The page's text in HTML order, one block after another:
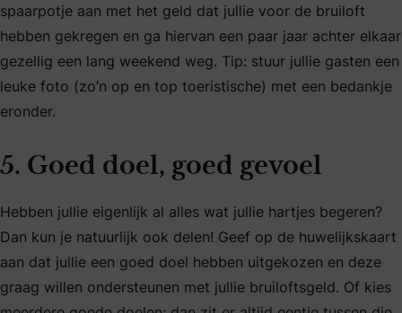
spaarpotje aan met het geld dat jullie voor de bruiloft
hebben gekregen en ga hiervan een paar jaar achter elkaar
gezellig een lang weekend weg. Tip: stuur jullie gasten een
leuke foto (zo’n op en top toeristische) met een bedankje
eronder.
5. Goed doel, goed gevoel
Hebben jullie eigenlijk al alles wat jullie hartjes begeren?
Dan kun je natuurlijk ook delen! Geef op de huwelijkskaart
aan dat jullie een goed doel hebben uitgekozen en deze
graag willen ondersteunen met jullie bruiloftsgeld. Of kies